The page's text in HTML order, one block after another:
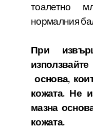
тоалетно
нормалния
При
основа,
кожата. Не
мазна
кожата.